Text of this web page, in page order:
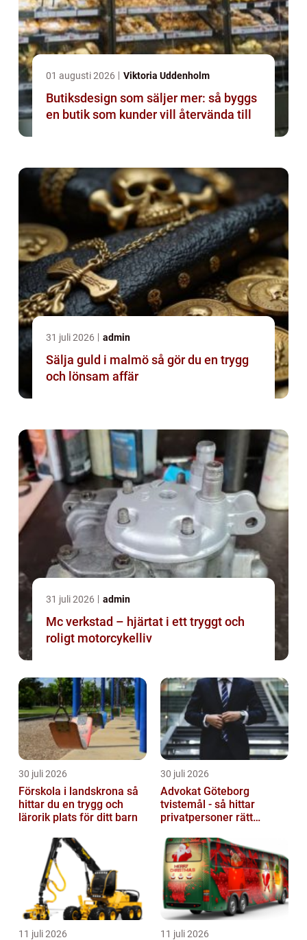
01 augusti 2026 Viktoria Uddenholm
Butiksdesign som säljer mer: så byggs
en butik som kunder vill återvända till
31 juli 2026 admin
Sälja guld i malmö så gör du en trygg
och lönsam affär
31 juli 2026 admin
Mc verkstad – hjärtat i ett tryggt och
roligt motorcykelliv
30 juli 2026
Förskola i landskrona så
hittar du en trygg och
lärorik plats för ditt barn
30 juli 2026
Advokat Göteborg
tvistemål - så hittar
privatpersoner rätt
11 juli 2026 11 juli 2026